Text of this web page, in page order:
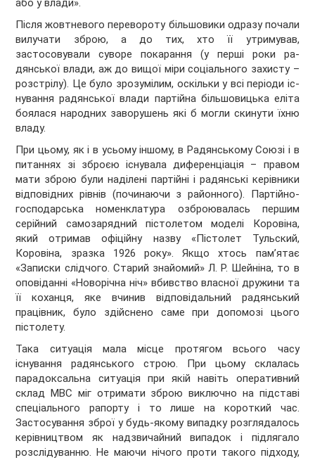
або у влади».
Після жовтневого перевороту більшовики одразу почали
вилучати зброю, а до тих, хто її утримував,
застосовували суворе покарання (у перші роки ра­
дянської влади, аж до вищої міри соціального захисту –
розстрілу). Це було зрозумілим, оскільки у всі періоди іс­
нування радянської влади партій­на більшовицька еліта
боялася на­родних заворушень які б могли скинути їхню
владу.
При цьому, як і в усьому іншому, в Радянському Союзі і в
питаннях зі зброєю існувала диференціація – правом
мати зброю були наділені партійні і радянські керівники
відпо­відних рівнів (починаючи з районно­го). Партійно-
господарська номенклатура озброювалась першим
серійний самозарядний пістолетом моделі Коровіна,
який отримав офіційну назву «Пістолет Тульский,
Коровіна, зразка 1926 року». Якщо хтось пам’ятає
«Записки слідчого. Старий знайомий» Л. Р. Шейніна, то в
оповіданні «Новорічна ніч» вбивство власної дружини та
її коханця, яке вчинив відповідальний радянський
працівник, було здійснено саме при допомозі цього
пістолету.
Така ситуація мала місце протягом всього часу
існування радянського строю. При цьому склалась
парадоксальна ситуація при якій навіть оперативний
склад МВС міг отримати зброю вик­лючно на підставі
спеціального ра­порту і то лише на короткий час.
Застосування зброї у будь-якому випадку розглядалось
керівництвом як надзвичайний випадок і підлягало
розслідуванню. Не маючи нічого проти такого підходу,